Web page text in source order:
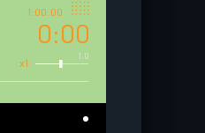
0:00
1:00:00
1.0
x1